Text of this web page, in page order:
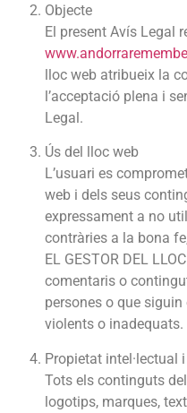
Objecte
El present Avís Legal
lloc web atribueix la
l’acceptació plena i
Legal.
Ús del lloc web
L’usuari es
web i dels seus
expressament a no
contràries a la bona
EL GESTOR DEL
comentaris o
persones o que
violents o inadequats.
Propietat intel·lectual
Tots els continguts
logotips, marques,